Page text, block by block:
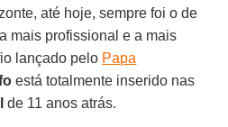
até hoje, sempre foi o de
mais profissional e a mais
lançado pelo Papa
está totalmente inserido nas
de 11 anos atrás.